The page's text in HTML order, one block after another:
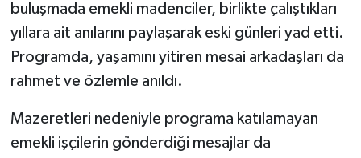
buluşmada emekli madenciler, birlikte çalıştıkları
yıllara ait anılarını paylaşarak eski günleri yad etti.
Programda, yaşamını yitiren mesai arkadaşları da
rahmet ve özlemle anıldı.
Mazeretleri nedeniyle programa katılamayan
emekli işçilerin gönderdiği mesajlar da
MAGAZİN
Politika
Röportaj